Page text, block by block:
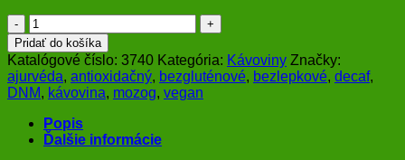
množstvo
Ajurvédska
káva
BRAHMI
oriešková
decaf
50
g
DNM
Pridať do košíka
Katalógové číslo: 3740 Kategória: Kávoviny Značky:
ajurvéda, antioxidačný, bezgluténové, bezlepkové, decaf,
DNM, kávovina, mozog, vegan
Popis
Ďalšie informácie